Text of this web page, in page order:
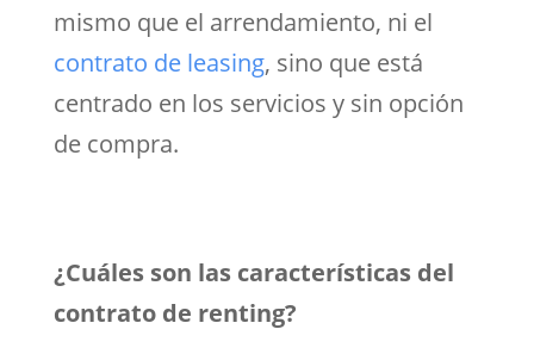
mismo que el arrendamiento, ni el
contrato de leasing, sino que está
centrado en los servicios y sin opción
de compra.
¿Cuáles son las características del
contrato de renting?